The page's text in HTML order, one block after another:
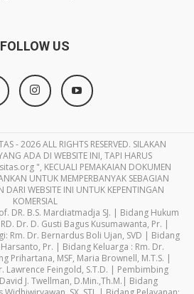
FOLLOW US
- 2026 ALL RIGHTS RESERVED. SILAKAN
ADA DI WEBSITE INI, TAPI HARUS
", KECUALI PEMAKAIAN DOKUMEN
UNTUK MEMPERBANYAK SEBAGIAN
DARI WEBSITE INI UNTUK KEPENTINGAN
KOMERSIAL
DR. B.S. Mardiatmadja SJ. | Bidang Hukum
Dr. D. Gusti Bagus Kusumawanta, Pr. |
Rm. Dr. Bernardus Boli Ujan, SVD | Bidang
Pr. | Bidang Keluarga : Rm. Dr.
Prihartana, MSF, Maria Brownell, M.T.S. |
Lawrence Feingold, S.T.D. | Pembimbing
J. Twellman, D.Min.,Th.M.| Bidang